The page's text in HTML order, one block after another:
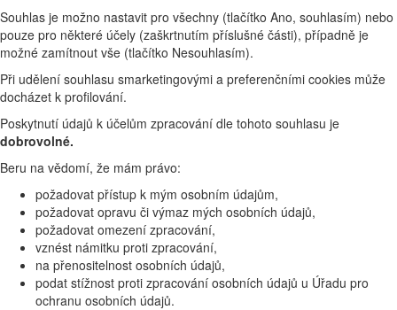
Souhlas je možno nastavit pro všechny (tlačítko Ano, souhlasím) nebo
pouze pro některé účely (zaškrtnutím příslušné části), případně je
možné zamítnout vše (tlačítko Nesouhlasím).
Při udělení souhlasu smarketingovými a preferenčními cookies může
docházet k profilování.
Poskytnutí údajů k účelům zpracování dle tohoto souhlasu je
dobrovolné.
Beru na vědomí, že mám právo:
požadovat přístup k mým osobním údajům,
požadovat opravu či výmaz mých osobních údajů,
požadovat omezení zpracování,
vznést námitku proti zpracování,
na přenositelnost osobních údajů,
podat stížnost proti zpracování osobních údajů u Úřadu pro
ochranu osobních údajů.